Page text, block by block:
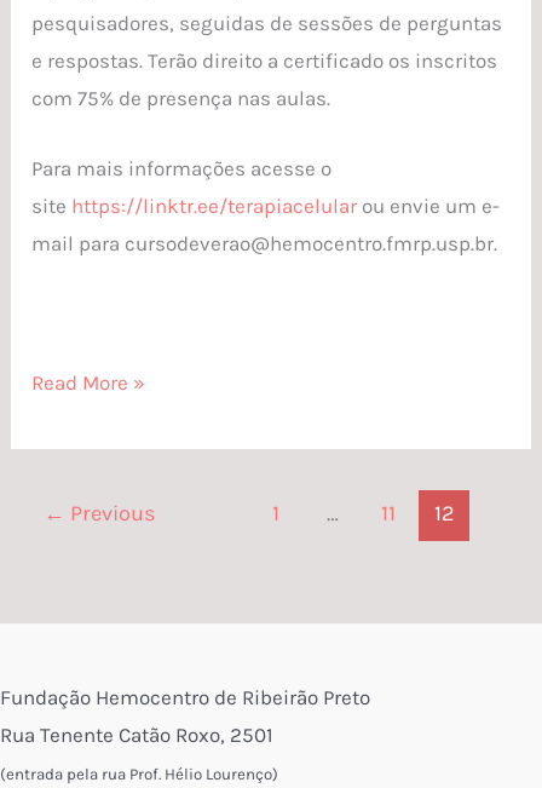
pesquisadores, seguidas de sessões de perguntas
e respostas. Terão direito a certificado os inscritos
com 75% de presença nas aulas.
Para mais informações acesse o
site https://linktr.ee/terapiacelular ou envie um e-
mail para cursodeverao@hemocentro.fmrp.usp.br.
Read More »
← Previous 1 … 11 12
Fundação Hemocentro de Ribeirão Preto
Rua Tenente Catão Roxo, 2501
(entrada pela rua Prof. Hélio Lourenço)